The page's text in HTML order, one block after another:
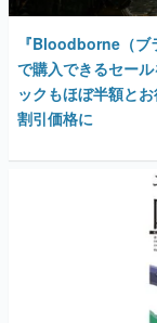
『Bloodborne（ブ
で購入できるセー
ックもほぼ半額と
割引価格に